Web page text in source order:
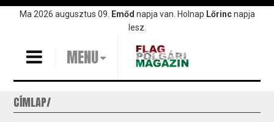
UgrásMa 2026 augusztus 09. Emőd napja van. Holnap Lőrincnapja
lesz.
MENU
CÍMLAP